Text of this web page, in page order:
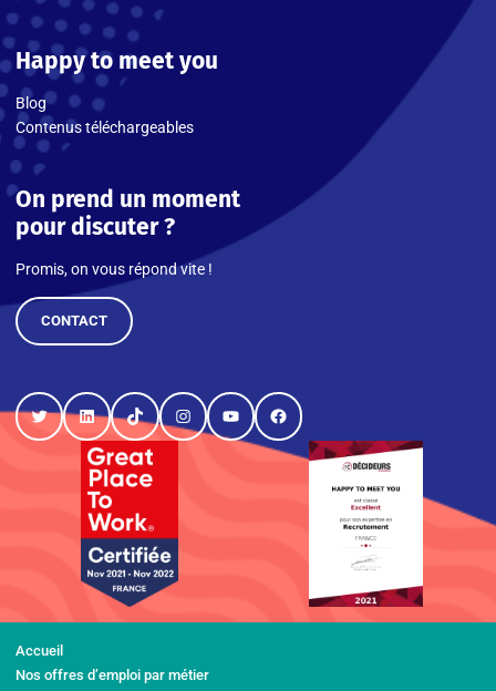
Happy to meet you
Blog
Contenus téléchargeables
On prend un moment
pour discuter ?
Promis, on vous répond vite !
CONTACT
TwitterLinkedInTikTokInstagram
YouTubeFacebook
Accueil
Nos offres d’emploi par métier